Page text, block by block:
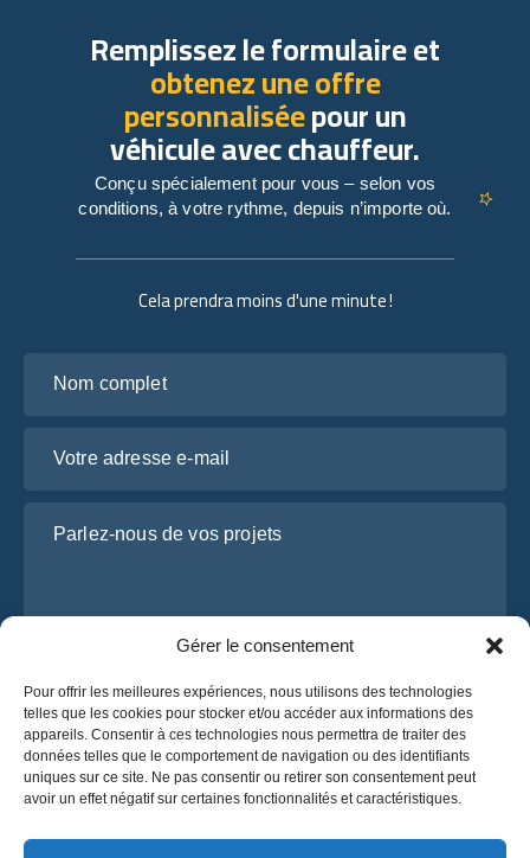
Gérer le consentement
Pour offrir les meilleures expériences, nous utilisons des technologies
telles que les cookies pour stocker et/ou accéder aux informations des
appareils. Consentir à ces technologies nous permettra de traiter des
données telles que le comportement de navigation ou des identifiants
uniques sur ce site. Ne pas consentir ou retirer son consentement peut
avoir un effet négatif sur certaines fonctionnalités et caractéristiques.
Cela prendra moins d'une minute !
J’ai lu et j’accepte lapolitique de confidentialité
d’OsaBus.
Obtenez un devis
Remplissez le formulaire et
obtenez une offre
personnaliséepour un
véhicule avec chauffeur.
Conçu spécialement pour vous – selon vos
conditions, à votre rythme, depuis n’importe où.